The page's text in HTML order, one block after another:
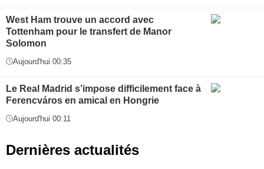
West Ham trouve un accord avec
Tottenham pour le transfert de Manor
Solomon
Aujourd'hui 00:35
Le Real Madrid s’impose difficilement face à
Ferencváros en amical en Hongrie
Aujourd'hui 00:11
Dernières actualités